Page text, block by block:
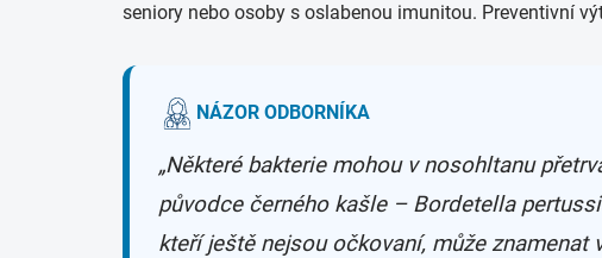
seniory nebo osoby s oslabenou imunitou. Preventivní
NÁZOR ODBORNÍKA
„Některé bakterie mohou v nosohltanu
původce černého kašle – Bordetella
kteří ještě nejsou očkovaní, může znamenat